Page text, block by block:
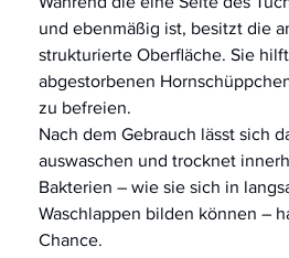
und ebenmäßig ist, besitzt die
strukturierte Oberfläche. Sie
abgestorbenen
zu befreien.
Nach dem Gebrauch lässt sich
auswaschen und trocknet
Bakterien – wie sie sich in
Waschlappen bilden können –
Chance.